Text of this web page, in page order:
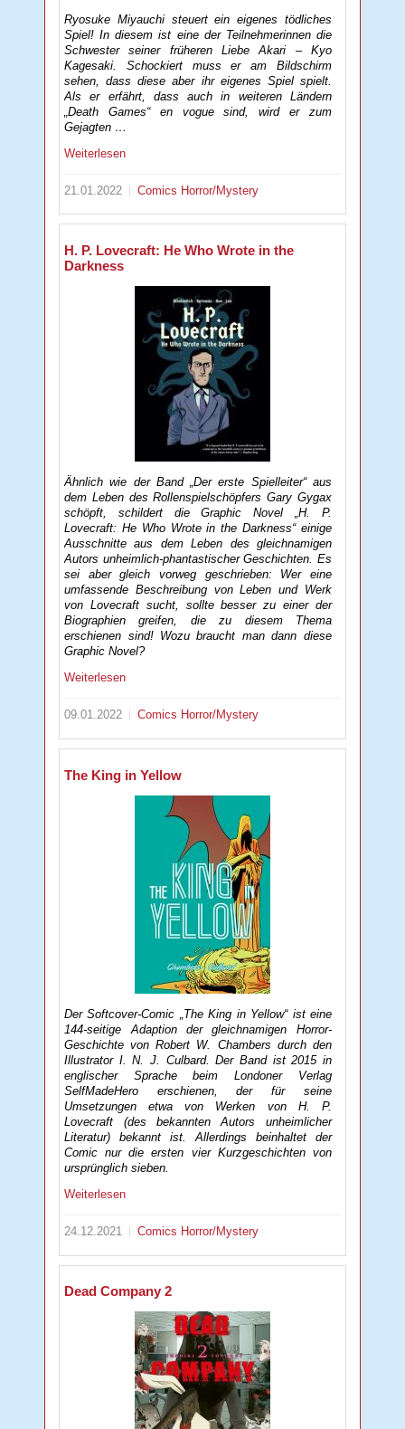
Ryosuke Miyauchi steuert ein eigenes tödliches
Spiel! In diesem ist eine der Teilnehmerinnen die
Schwester seiner früheren Liebe Akari – Kyo
Kagesaki. Schockiert muss er am Bildschirm
sehen, dass diese aber ihr eigenes Spiel spielt.
Als er erfährt, dass auch in weiteren Ländern
„Death Games“ en vogue sind, wird er zum
Gejagten …
Weiterlesen
21.01.2022 Comics Horror/Mystery
H. P. Lovecraft: He Who Wrote in the
Darkness
Ähnlich wie der Band „Der erste Spielleiter“ aus
dem Leben des Rollenspielschöpfers Gary Gygax
schöpft, schildert die Graphic Novel „H. P.
Lovecraft: He Who Wrote in the Darkness“ einige
Ausschnitte aus dem Leben des gleichnamigen
Autors unheimlich-phantastischer Geschichten. Es
sei aber gleich vorweg geschrieben: Wer eine
umfassende Beschreibung von Leben und Werk
von Lovecraft sucht, sollte besser zu einer der
Biographien greifen, die zu diesem Thema
erschienen sind! Wozu braucht man dann diese
Graphic Novel?
Weiterlesen
09.01.2022 Comics Horror/Mystery
The King in Yellow
Der Softcover-Comic „The King in Yellow“ ist eine
144-seitige Adaption der gleichnamigen Horror-
Geschichte von Robert W. Chambers durch den
Illustrator I. N. J. Culbard. Der Band ist 2015 in
englischer Sprache beim Londoner Verlag
SelfMadeHero erschienen, der für seine
Umsetzungen etwa von Werken von H. P.
Lovecraft (des bekannten Autors unheimlicher
Literatur) bekannt ist. Allerdings beinhaltet der
Comic nur die ersten vier Kurzgeschichten von
ursprünglich sieben.
Weiterlesen
24.12.2021 Comics Horror/Mystery
Dead Company 2